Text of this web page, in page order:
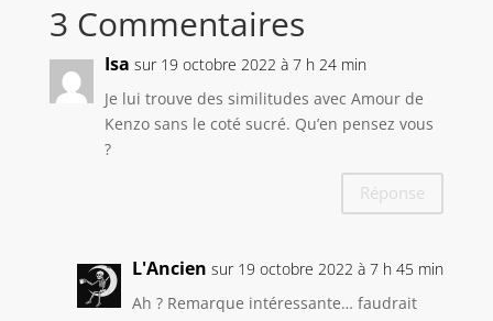
3 Commentaires
Isa sur 19 octobre 2022 à 7 h 24 min
Je lui trouve des similitudes avec Amour de
Kenzo sans le coté sucré. Qu’en pensez vous
?
Réponse
L'Ancien sur 19 octobre 2022 à 7 h 45 min
Ah ? Remarque intéressante… faudrait